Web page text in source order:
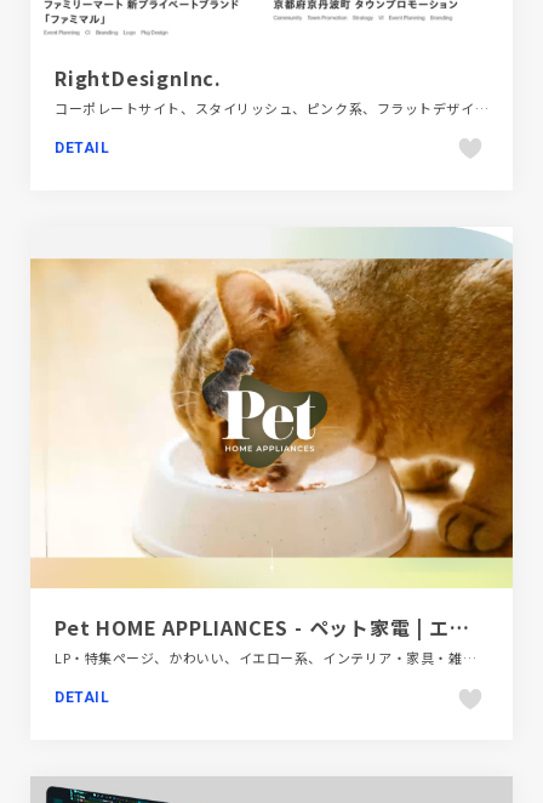
RightDesignInc.
コーポレートサイト、スタイリッシュ、ピンク系、フラットデザイン、ポップ、金融・法律・人材・専門職
DETAIL
Pet HOME APPLIANCES - ペット家電 | エレコム株式会社
LP・特集ページ、かわいい、イエロー系、インテリア・家具・雑貨・家電、キッズ・子育て、グリーン系、ベージュ・ゴールド系、動画が流れる
DETAIL